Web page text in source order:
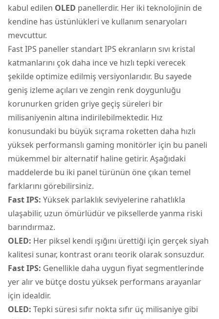
kabul edilen OLED panellerdir. Her iki teknolojinin de
kendine has üstünlükleri ve kullanım senaryoları
mevcuttur.
Fast IPS paneller standart IPS ekranların sıvı kristal
katmanlarını çok daha ince ve hızlı tepki verecek
şekilde optimize edilmiş versiyonlarıdır. Bu sayede
geniş izleme açıları ve zengin renk doygunluğu
korunurken griden griye geçiş süreleri bir
milisaniyenin altına indirilebilmektedir. Hız
konusundaki bu büyük sıçrama roketten daha hızlı
yüksek performanslı gaming monitörler için bu paneli
mükemmel bir alternatif haline getirir. Aşağıdaki
maddelerde bu iki panel türünün öne çıkan temel
farklarını görebilirsiniz.
Fast IPS: Yüksek parlaklık seviyelerine rahatlıkla
ulaşabilir, uzun ömürlüdür ve piksellerde yanma riski
barındırmaz.
OLED: Her piksel kendi ışığını ürettiği için gerçek siyah
kalitesi sunar, kontrast oranı teorik olarak sonsuzdur.
Fast IPS: Genellikle daha uygun fiyat segmentlerinde
yer alır ve bütçe dostu yüksek performans arayanlar
için idealdir.
OLED: Tepki süresi sıfır nokta sıfır üç milisaniye gibi